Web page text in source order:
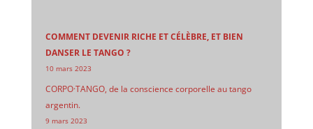
COMMENT DEVENIR RICHE ET CÉLÈBRE, ET BIEN
DANSER LE TANGO ?
10 mars 2023
CORPO·TANGO, de la conscience corporelle au tango
argentin.
9 mars 2023